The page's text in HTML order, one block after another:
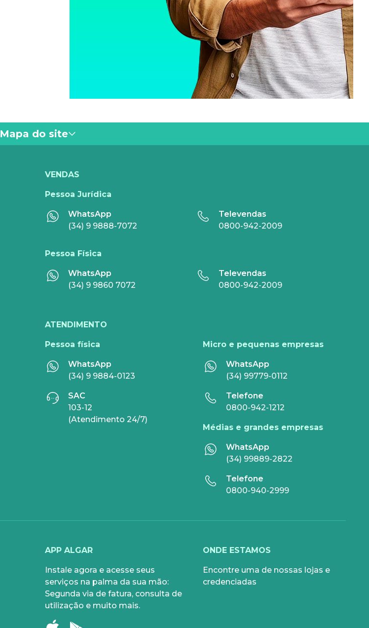
Mapa do site
VOCÊ
SERVIÇOS DIGITAIS
Disney+
Globoplay
Sky+
EMPRESAS
MediQuo Empresas
Helptec
Inner IA
Todos os serviços
VENDAS
Pessoa Jurídica
WhatsApp
(34) 9 9888-7072
Televendas
0800-942-2009
Pessoa Física
WhatsApp
(34) 9 9860 7072
Televendas
0800-942-2009
ATENDIMENTO
Pessoa física
WhatsApp
(34) 9 9884-0123
SAC
103-12
(Atendimento 24/7)
Micro e pequenas empresas
WhatsApp
(34) 99779-0112
Telefone
0800-942-1212
Médias e grandes empresas
WhatsApp
(34) 99889-2822
Telefone
0800-940-2999
APP ALGAR
Instale agora e acesse seus
serviços na palma da sua mão:
Segunda via de fatura, consulta de
utilização e muito mais.
ONDE ESTAMOS
Encontre uma de nossas lojas e
credenciadas